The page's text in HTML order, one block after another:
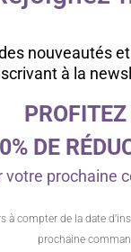
nouveautés
à la
PROFITEZ
DE
votre prochaine
à compter de la date
prochaine